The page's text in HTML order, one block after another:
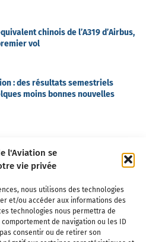
l'Aviation se
vie privée
nous utilisons des technologies
et/ou accéder aux informations des
technologies nous permettra de
de navigation ou les ID
consentir ou de retirer son
chinois de l’A319 d’Airbus,
vol
: des résultats semestriels
moins bonnes nouvelles
contacter
Partenaires
de confidentialité Cookies